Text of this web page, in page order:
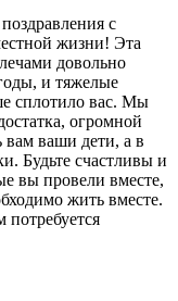
с
жизни! Эта
довольно
и тяжелые
сплотило вас. Мы
огромной
вам ваши дети, а в
Будьте счастливы и
вы провели вместе,
жить вместе.